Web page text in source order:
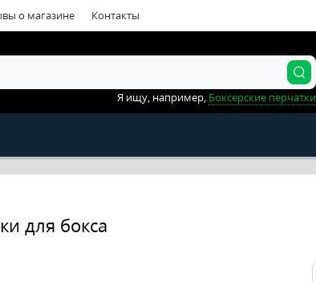
о магазине Контакты
Я ищу, например, Боксерские перчатки
для бокса